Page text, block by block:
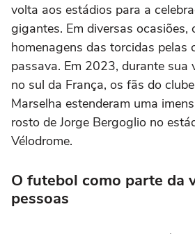
volta aos estádios para a
gigantes. Em diversas ocasiões,
homenagens das torcidas pelas
passava. Em 2023, durante sua
no sul da França, os fãs do
Marselha estenderam uma
rosto de Jorge Bergoglio no
Vélodrome.
O futebol como parte da
pessoas